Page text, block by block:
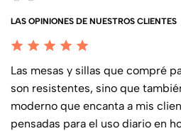
LAS OPINIONES DE NUESTROS CLIENTES
Las mesas y sillas que compré
son resistentes, sino que
moderno que encanta a mis
pensadas para el uso diario en